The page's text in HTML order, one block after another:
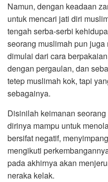
Namun, dengan keadaan
untuk mencari jati diri
tengah serba-serbi
seorang muslimah pun juga
dimulai dari cara
dengan pergaulan, dan
tetep muslimah kok, tapi
sebagainya.
Disinilah keimanan
dirinya mampu untuk
bersifat negatif,
mengikuti
pada akhirnya akan
neraka kelak.